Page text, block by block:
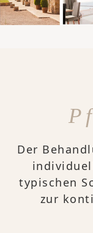
Der
typischen
zur